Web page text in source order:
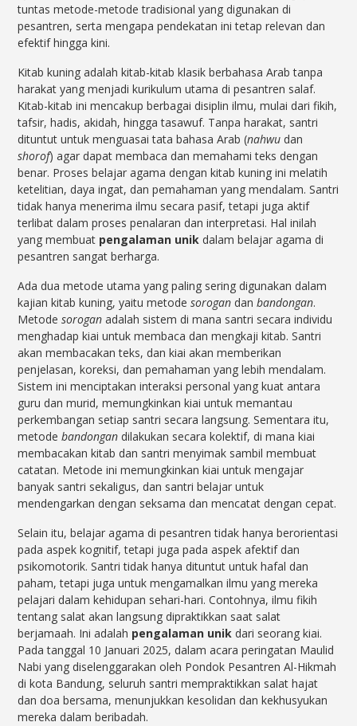
tuntas metode-metode tradisional yang digunakan di
pesantren, serta mengapa pendekatan ini tetap relevan dan
efektif hingga kini.
Kitab kuning adalah kitab-kitab klasik berbahasa Arab tanpa
harakat yang menjadi kurikulum utama di pesantren salaf.
Kitab-kitab ini mencakup berbagai disiplin ilmu, mulai dari fikih,
tafsir, hadis, akidah, hingga tasawuf. Tanpa harakat, santri
dituntut untuk menguasai tata bahasa Arab (nahwu dan
shorof) agar dapat membaca dan memahami teks dengan
benar. Proses belajar agama dengan kitab kuning ini melatih
ketelitian, daya ingat, dan pemahaman yang mendalam. Santri
tidak hanya menerima ilmu secara pasif, tetapi juga aktif
terlibat dalam proses penalaran dan interpretasi. Hal inilah
yang membuat pengalaman unik dalam belajar agama di
pesantren sangat berharga.
Ada dua metode utama yang paling sering digunakan dalam
kajian kitab kuning, yaitu metodesorogan danbandongan.
Metodesorogan adalah sistem di mana santri secara individu
menghadap kiai untuk membaca dan mengkaji kitab. Santri
akan membacakan teks, dan kiai akan memberikan
penjelasan, koreksi, dan pemahaman yang lebih mendalam.
Sistem ini menciptakan interaksi personal yang kuat antara
guru dan murid, memungkinkan kiai untuk memantau
perkembangan setiap santri secara langsung. Sementara itu,
metodebandongan dilakukan secara kolektif, di mana kiai
membacakan kitab dan santri menyimak sambil membuat
catatan. Metode ini memungkinkan kiai untuk mengajar
banyak santri sekaligus, dan santri belajar untuk
mendengarkan dengan seksama dan mencatat dengan cepat.
Selain itu, belajar agama di pesantren tidak hanya berorientasi
pada aspek kognitif, tetapi juga pada aspek afektif dan
psikomotorik. Santri tidak hanya dituntut untuk hafal dan
paham, tetapi juga untuk mengamalkan ilmu yang mereka
pelajari dalam kehidupan sehari-hari. Contohnya, ilmu fikih
tentang salat akan langsung dipraktikkan saat salat
berjamaah. Ini adalah pengalaman unik dari seorang kiai.
Pada tanggal 10 Januari 2025, dalam acara peringatan Maulid
Nabi yang diselenggarakan oleh Pondok Pesantren Al-Hikmah
di kota Bandung, seluruh santri mempraktikkan salat hajat
dan doa bersama, menunjukkan kesolidan dan kekhusyukan
mereka dalam beribadah.